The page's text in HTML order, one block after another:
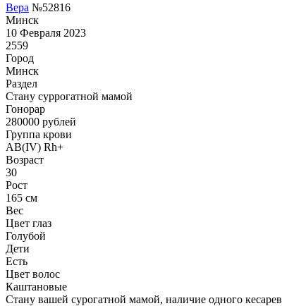
Вера №52816
Минск
10 Февраля 2023
2559
Город
Минск
Раздел
Cтану суррогатной мамой
Гонoрар
280000 рублей
Группа крови
AB(IV) Rh+
Возраст
30
Рост
165 см
Вес
Цвет глаз
Голубой
Дети
Есть
Цвет волос
Каштановые
Стану вашей сурогатной мамой, наличие одного